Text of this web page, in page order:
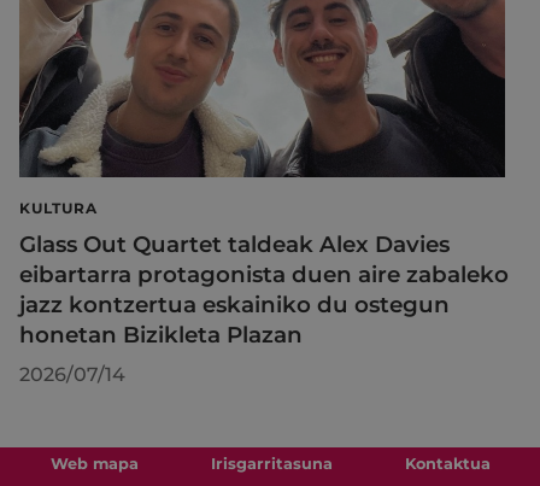
KULTURA
Glass Out Quartet taldeak Alex Davies
eibartarra protagonista duen aire zabaleko
jazz kontzertua eskainiko du ostegun
honetan Bizikleta Plazan
2026/07/14
Web mapa Irisgarritasuna
Kontaktua